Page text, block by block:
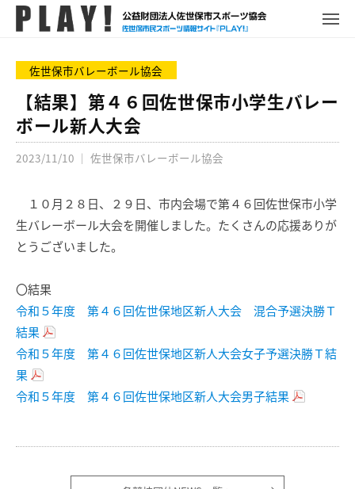
L
A
!
世
ス
ポ
ー
報
サ
ト
メ
佐世保市バレーボール協会
【結果】第４６回佐世保市小学生バレー
ボール新人大会
2023/11/10 ｜ 佐世保市バレーボール協会
１０月２８日、２９日、市内会場で第４６回佐世保市小学
生バレーボール大会を開催しました。たくさんの応援ありが
とうございました。
〇結果
令和５年度 第４６回佐世保地区新人大会 混合予選決勝Ｔ
結果
令和５年度 第４６回佐世保地区新人大会女子予選決勝Ｔ結
果
令和５年度 第４６回佐世保地区新人大会男子結果
P
L
Y
!
ュ
ー